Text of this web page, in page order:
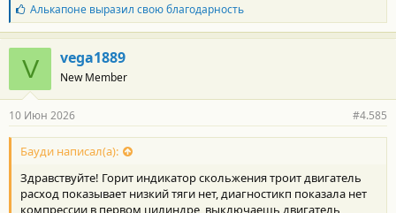
Б
л
а
г
о
д
а
н
о
с
и
:
Алькапоневыразил свою благодарность
V vega1889
New Member
10 Июн 2026 #4.585
Бауди написал(а):
Здравствуйте! Горит индикатор скольжения троит двигатель
расход показывает низкий тяги нет, диагностикп показала нет
компрессии в первом цилиндре, выключаешь двигатель